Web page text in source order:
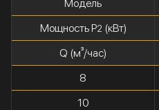
Модель
Мощность P2(кВт)
Q (м³/час)
8
10